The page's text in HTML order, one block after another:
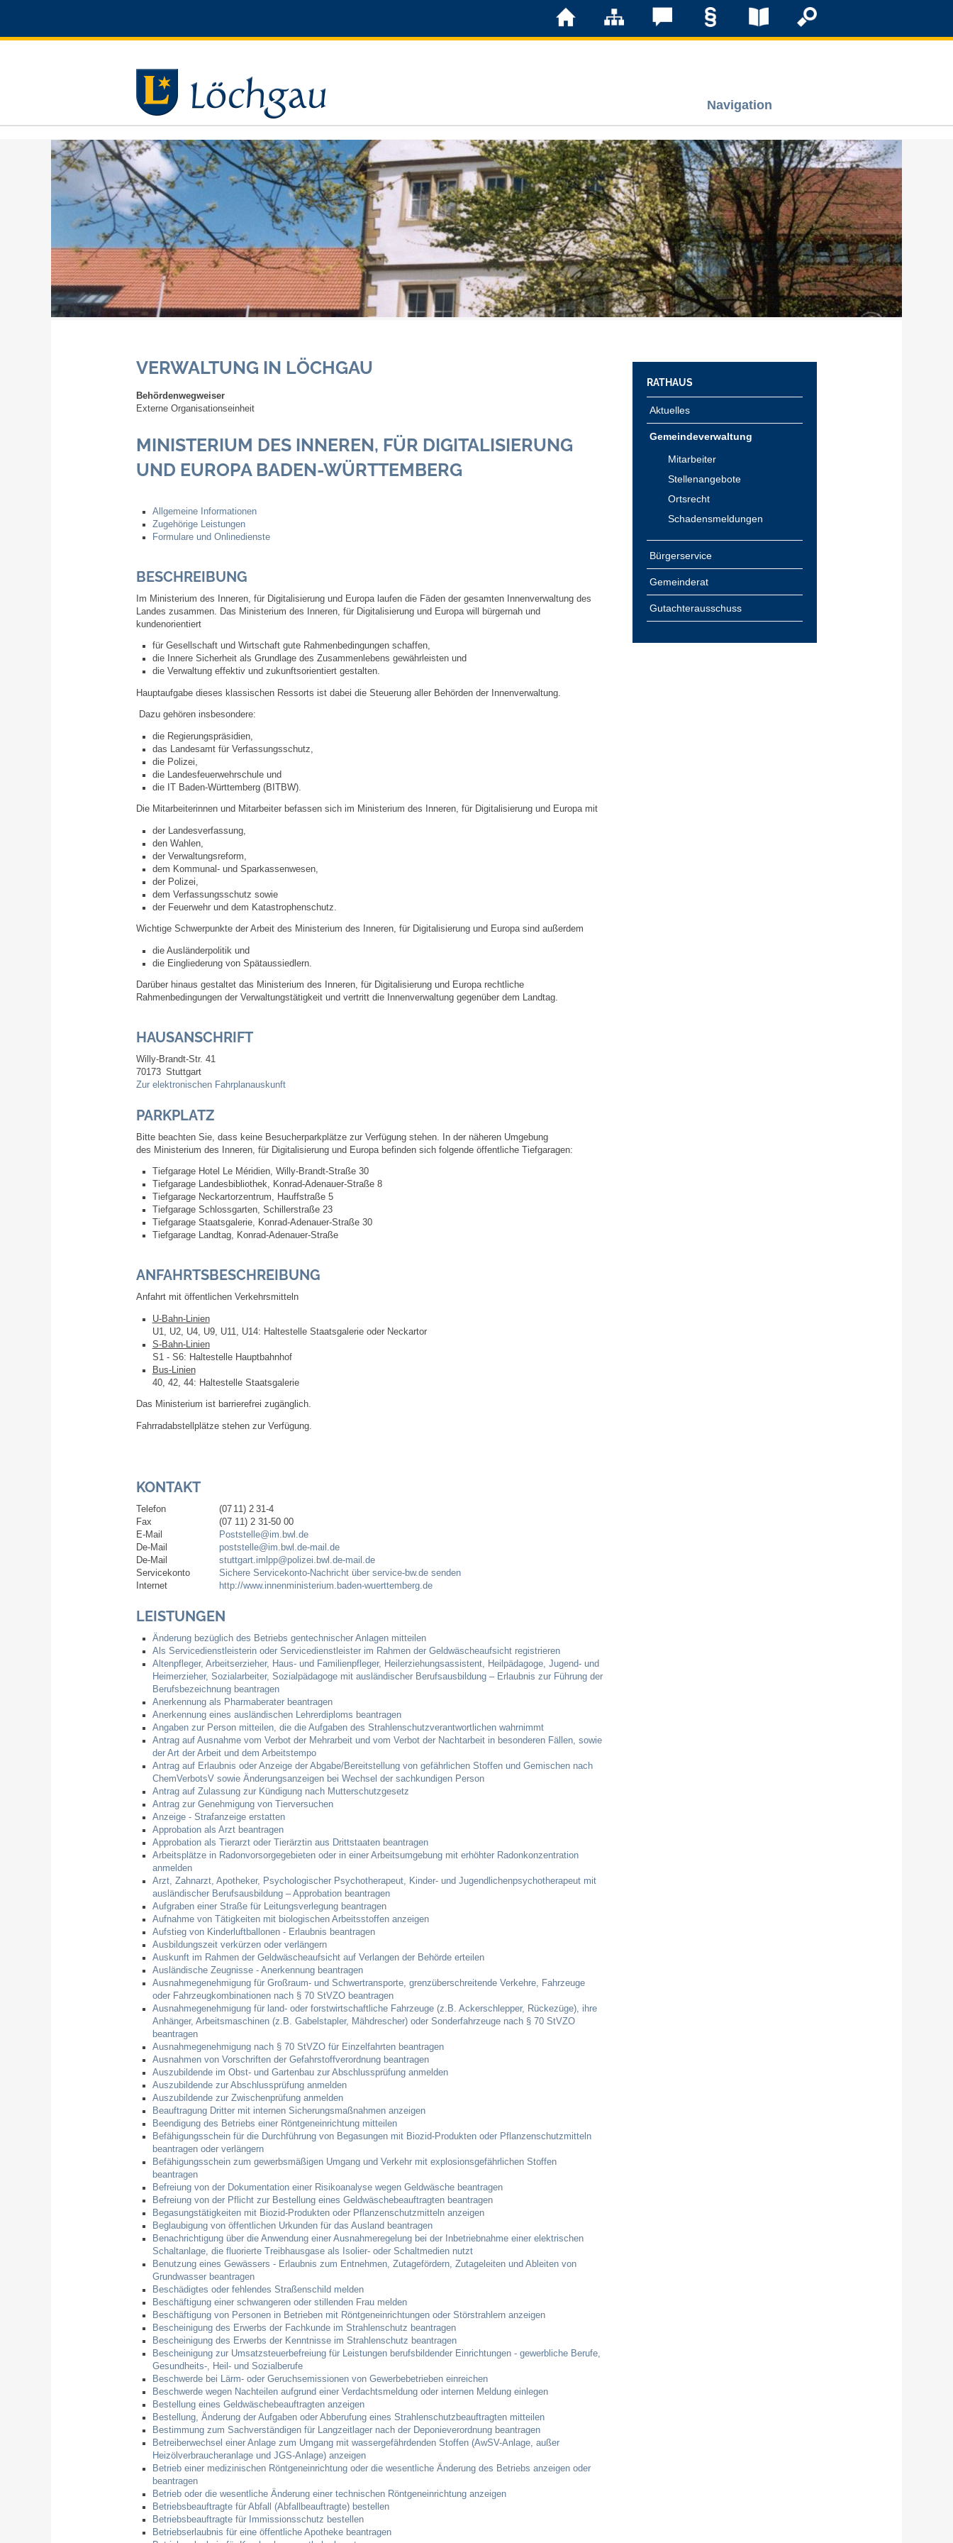
Navigation
Löchgau
Grußwort Bürgermeister
Kurzportrait
Löchgau früher
Zahlen & Fakten
Steuern
Trinkwasser - Härtebereich
Fahrplanauskünfte
Rathaus
Ortsrecht
Sitzungsberichte
Kommunale Wärmeplanung
Betreuung & Bildung
Schulen
Kindergärten
Kirchen & Religionen
Katholische Kirchengemeinde
Neuapostolische Kirche
Hallen & Säle
Gemeindehalle
Sporthalle Greuth
Hallen- und Raumreservierung
Soziale Einrichtungen
Veranstaltungen & Feste
Veranstaltungskalender
Bücherei
Veranstaltungen
Jugend in Löchgau
Skating-/Streetballanlage
Jugendhaus
Vereine
VERWALTUNG IN LÖCHGAU
Behördenwegweiser
Externe Organisationseinheit
MINISTERIUM DES INNEREN, FÜR DIGITALISIERUNG
UND EUROPA BADEN-WÜRTTEMBERG
Allgemeine Informationen
Zugehörige Leistungen
Formulare und Onlinedienste
BESCHREIBUNG
Im Ministerium des Inneren, für Digitalisierung und Europa laufen die Fäden der gesamten Innenverwaltung des
Landes zusammen. Das Ministerium des Inneren, für Digitalisierung und Europa will bürgernah und
kundenorientiert
für Gesellschaft und Wirtschaft gute Rahmenbedingungen schaffen,
die Innere Sicherheit als Grundlage des Zusammenlebens gewährleisten und
die Verwaltung effektiv und zukunftsorientiert gestalten.
Hauptaufgabe dieses klassischen Ressorts ist dabei die Steuerung aller Behörden der Innenverwaltung.
Dazu gehören insbesondere:
die Regierungspräsidien,
das Landesamt für Verfassungsschutz,
die Polizei,
die Landesfeuerwehrschule und
die IT Baden-Württemberg (BITBW).
Die Mitarbeiterinnen und Mitarbeiter befassen sich im Ministerium des Inneren, für Digitalisierung und Europa mit
der Landesverfassung,
den Wahlen,
der Verwaltungsreform,
dem Kommunal- und Sparkassenwesen,
der Polizei,
dem Verfassungsschutz sowie
der Feuerwehr und dem Katastrophenschutz.
Wichtige Schwerpunkte der Arbeit des Ministerium des Inneren, für Digitalisierung und Europa sind außerdem
die Ausländerpolitik und
die Eingliederung von Spätaussiedlern.
Darüber hinaus gestaltet das Ministerium des Inneren, für Digitalisierung und Europa rechtliche
Rahmenbedingungen der Verwaltungstätigkeit und vertritt die Innenverwaltung gegenüber dem Landtag.
HAUSANSCHRIFT
Willy-Brandt-Str. 41
70173 Stuttgart
Zur elektronischen Fahrplanauskunft
PARKPLATZ
Bitte beachten Sie, dass keine Besucherparkplätze zur Verfügung stehen. In der näheren Umgebung
des Ministerium des Inneren, für Digitalisierung und Europa befinden sich folgende öffentliche Tiefgaragen:
Tiefgarage Hotel Le Méridien, Willy-Brandt-Straße 30
Tiefgarage Landesbibliothek, Konrad-Adenauer-Straße 8
Tiefgarage Neckartorzentrum, Hauffstraße 5
Tiefgarage Schlossgarten, Schillerstraße 23
Tiefgarage Staatsgalerie, Konrad-Adenauer-Straße 30
Tiefgarage Landtag, Konrad-Adenauer-Straße
ANFAHRTSBESCHREIBUNG
Anfahrt mit öffentlichen Verkehrsmitteln
U-Bahn-Linien
U1, U2, U4, U9, U11, U14: Haltestelle Staatsgalerie oder Neckartor
S-Bahn-Linien
S1 - S6: Haltestelle Hauptbahnhof
Bus-Linien
40, 42, 44: Haltestelle Staatsgalerie
Das Ministerium ist barrierefrei zugänglich.
Fahrradabstellplätze stehen zur Verfügung.
KONTAKT
Telefon (07 11) 2 31-4
Fax
(07 11) 2 31-50 00
E-Mail
Poststelle@im.bwl.de
De-Mail
poststelle@im.bwl.de-mail.de
De-Mail
stuttgart.imlpp@polizei.bwl.de-mail.de
Servicekonto
Sichere Servicekonto-Nachricht über service-bw.de senden
Internet
http://www.innenministerium.baden-wuerttemberg.de
LEISTUNGEN
Änderung bezüglich des Betriebs gentechnischer Anlagen mitteilen
Als Servicedienstleisterin oder Servicedienstleister im Rahmen der Geldwäscheaufsicht registrieren
Altenpfleger, Arbeitserzieher, Haus- und Familienpfleger, Heilerziehungsassistent, Heilpädagoge, Jugend- und
Heimerzieher, Sozialarbeiter, Sozialpädagoge mit ausländischer Berufsausbildung – Erlaubnis zur Führung der
Berufsbezeichnung beantragen
Anerkennung als Pharmaberater beantragen
Anerkennung eines ausländischen Lehrerdiploms beantragen
Angaben zur Person mitteilen, die die Aufgaben des Strahlenschutzverantwortlichen wahrnimmt
Antrag auf Ausnahme vom Verbot der Mehrarbeit und vom Verbot der Nachtarbeit in besonderen Fällen, sowie
der Art der Arbeit und dem Arbeitstempo
Antrag auf Erlaubnis oder Anzeige der Abgabe/Bereitstellung von gefährlichen Stoffen und Gemischen nach
ChemVerbotsV sowie Änderungsanzeigen bei Wechsel der sachkundigen Person
Antrag auf Zulassung zur Kündigung nach Mutterschutzgesetz
Antrag zur Genehmigung von Tierversuchen
Anzeige - Strafanzeige erstatten
Approbation als Arzt beantragen
Approbation als Tierarzt oder Tierärztin aus Drittstaaten beantragen
Arbeitsplätze in Radonvorsorgegebieten oder in einer Arbeitsumgebung mit erhöhter Radonkonzentration
anmelden
Arzt, Zahnarzt, Apotheker, Psychologischer Psychotherapeut, Kinder- und Jugendlichenpsychotherapeut mit
ausländischer Berufsausbildung – Approbation beantragen
Aufgraben einer Straße für Leitungsverlegung beantragen
Aufnahme von Tätigkeiten mit biologischen Arbeitsstoffen anzeigen
Aufstieg von Kinderluftballonen - Erlaubnis beantragen
Ausbildungszeit verkürzen oder verlängern
Auskunft im Rahmen der Geldwäscheaufsicht auf Verlangen der Behörde erteilen
Ausländische Zeugnisse - Anerkennung beantragen
Ausnahmegenehmigung für Großraum- und Schwertransporte, grenzüberschreitende Verkehre, Fahrzeuge
oder Fahrzeugkombinationen nach § 70 StVZO beantragen
Ausnahmegenehmigung für land- oder forstwirtschaftliche Fahrzeuge (z.B. Ackerschlepper, Rückezüge), ihre
Anhänger, Arbeitsmaschinen (z.B. Gabelstapler, Mähdrescher) oder Sonderfahrzeuge nach § 70 StVZO
beantragen
Ausnahmegenehmigung nach § 70 StVZO für Einzelfahrten beantragen
Ausnahmen von Vorschriften der Gefahrstoffverordnung beantragen
Auszubildende im Obst- und Gartenbau zur Abschlussprüfung anmelden
Auszubildende zur Abschlussprüfung anmelden
Auszubildende zur Zwischenprüfung anmelden
Beauftragung Dritter mit internen Sicherungsmaßnahmen anzeigen
Beendigung des Betriebs einer Röntgeneinrichtung mitteilen
Befähigungsschein für die Durchführung von Begasungen mit Biozid-Produkten oder Pflanzenschutzmitteln
beantragen oder verlängern
Befähigungsschein zum gewerbsmäßigen Umgang und Verkehr mit explosionsgefährlichen Stoffen
beantragen
Befreiung von der Dokumentation einer Risikoanalyse wegen Geldwäsche beantragen
Befreiung von der Pflicht zur Bestellung eines Geldwäschebeauftragten beantragen
Begasungstätigkeiten mit Biozid-Produkten oder Pflanzenschutzmitteln anzeigen
Beglaubigung von öffentlichen Urkunden für das Ausland beantragen
Benachrichtigung über die Anwendung einer Ausnahmeregelung bei der Inbetriebnahme einer elektrischen
Schaltanlage, die fluorierte Treibhausgase als Isolier- oder Schaltmedien nutzt
Benutzung eines Gewässers - Erlaubnis zum Entnehmen, Zutagefördern, Zutageleiten und Ableiten von
Grundwasser beantragen
Beschädigtes oder fehlendes Straßenschild melden
Beschäftigung einer schwangeren oder stillenden Frau melden
Beschäftigung von Personen in Betrieben mit Röntgeneinrichtungen oder Störstrahlern anzeigen
Bescheinigung des Erwerbs der Fachkunde im Strahlenschutz beantragen
Bescheinigung des Erwerbs der Kenntnisse im Strahlenschutz beantragen
Bescheinigung zur Umsatzsteuerbefreiung für Leistungen berufsbildender Einrichtungen - gewerbliche Berufe,
Gesundheits-, Heil- und Sozialberufe
Beschwerde bei Lärm- oder Geruchsemissionen von Gewerbebetrieben einreichen
Beschwerde wegen Nachteilen aufgrund einer Verdachtsmeldung oder internen Meldung einlegen
Bestellung eines Geldwäschebeauftragten anzeigen
Bestellung, Änderung der Aufgaben oder Abberufung eines Strahlenschutzbeauftragten mitteilen
Bestimmung zum Sachverständigen für Langzeitlager nach der Deponieverordnung beantragen
Betreiberwechsel einer Anlage zum Umgang mit wassergefährdenden Stoffen (AwSV-Anlage, außer
Heizölverbraucheranlage und JGS-Anlage) anzeigen
Betrieb einer medizinischen Röntgeneinrichtung oder die wesentliche Änderung des Betriebs anzeigen oder
beantragen
Betrieb oder die wesentliche Änderung einer technischen Röntgeneinrichtung anzeigen
Betriebsbeauftragte für Abfall (Abfallbeauftragte) bestellen
Betriebsbeauftragte für Immissionsschutz bestellen
Betriebserlaubnis für eine öffentliche Apotheke beantragen
RATHAUS
Aktuelles
Gemeindeverwaltung
Mitarbeiter
Stellenangebote
Ortsrecht
Schadensmeldungen
Bürgerservice
Gemeinderat
Gutachterausschuss